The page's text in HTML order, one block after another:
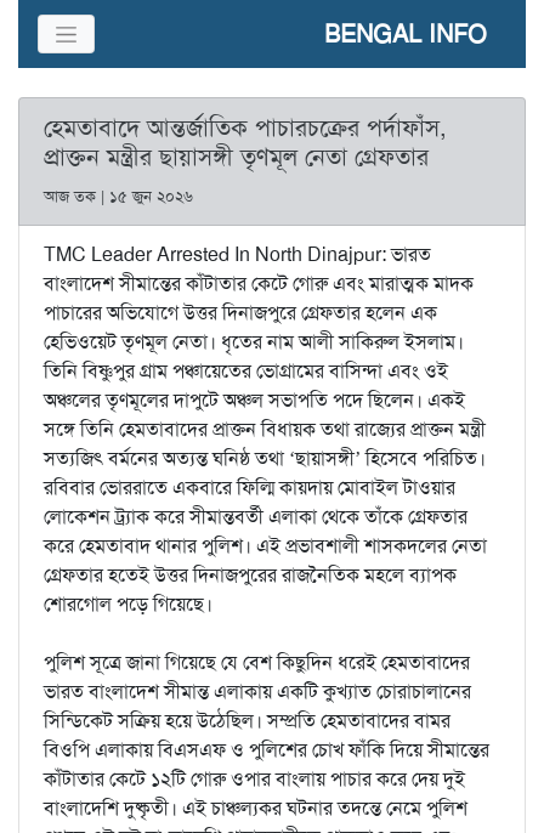
BENGAL INFO
হেমতাবাদে আন্তর্জাতিক পাচারচক্রের পর্দাফাঁস,
প্রাক্তন মন্ত্রীর ছায়াসঙ্গী তৃণমূল নেতা গ্রেফতার
আজ তক | ১৫ জুন ২০২৬
TMC Leader Arrested In North Dinajpur: ভারত
বাংলাদেশ সীমান্তের কাঁটাতার কেটে গোরু এবং মারাত্মক মাদক
পাচারের অভিযোগে উত্তর দিনাজপুরে গ্রেফতার হলেন এক
হেভিওয়েট তৃণমূল নেতা। ধৃতের নাম আলী সাকিরুল ইসলাম।
তিনি বিষ্ণুপুর গ্রাম পঞ্চায়েতের ভোগ্ৰামের বাসিন্দা এবং ওই
অঞ্চলের তৃণমূলের দাপুটে অঞ্চল সভাপতি পদে ছিলেন। একই
সঙ্গে তিনি হেমতাবাদের প্রাক্তন বিধায়ক তথা রাজ্যের প্রাক্তন মন্ত্রী
সত্যজিৎ বর্মনের অত্যন্ত ঘনিষ্ঠ তথা ‘ছায়াসঙ্গী’ হিসেবে পরিচিত।
রবিবার ভোররাতে একবারে ফিল্মি কায়দায় মোবাইল টাওয়ার
লোকেশন ট্র্যাক করে সীমান্তবর্তী এলাকা থেকে তাঁকে গ্রেফতার
করে হেমতাবাদ থানার পুলিশ। এই প্রভাবশালী শাসকদলের নেতা
গ্রেফতার হতেই উত্তর দিনাজপুরের রাজনৈতিক মহলে ব্যাপক
শোরগোল পড়ে গিয়েছে।
পুলিশ সূত্রে জানা গিয়েছে যে বেশ কিছুদিন ধরেই হেমতাবাদের
ভারত বাংলাদেশ সীমান্ত এলাকায় একটি কুখ্যাত চোরাচালানের
সিন্ডিকেট সক্রিয় হয়ে উঠেছিল। সম্প্রতি হেমতাবাদের বামর
বিওপি এলাকায় বিএসএফ ও পুলিশের চোখ ফাঁকি দিয়ে সীমান্তের
কাঁটাতার কেটে ১২টি গোরু ওপার বাংলায় পাচার করে দেয় দুই
বাংলাদেশি দুষ্কৃতী। এই চাঞ্চল্যকর ঘটনার তদন্তে নেমে পুলিশ